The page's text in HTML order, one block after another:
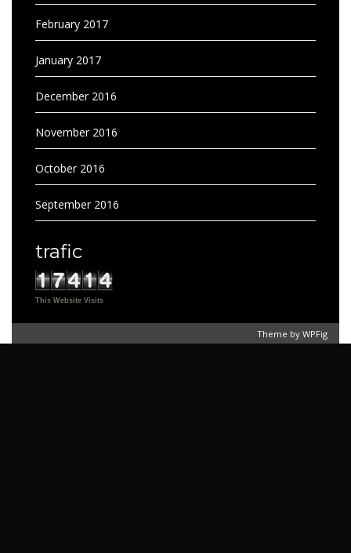
February 2017
January 2017
December 2016
November 2016
October 2016
September 2016
trafic
This Website Visits
Theme by WPFig